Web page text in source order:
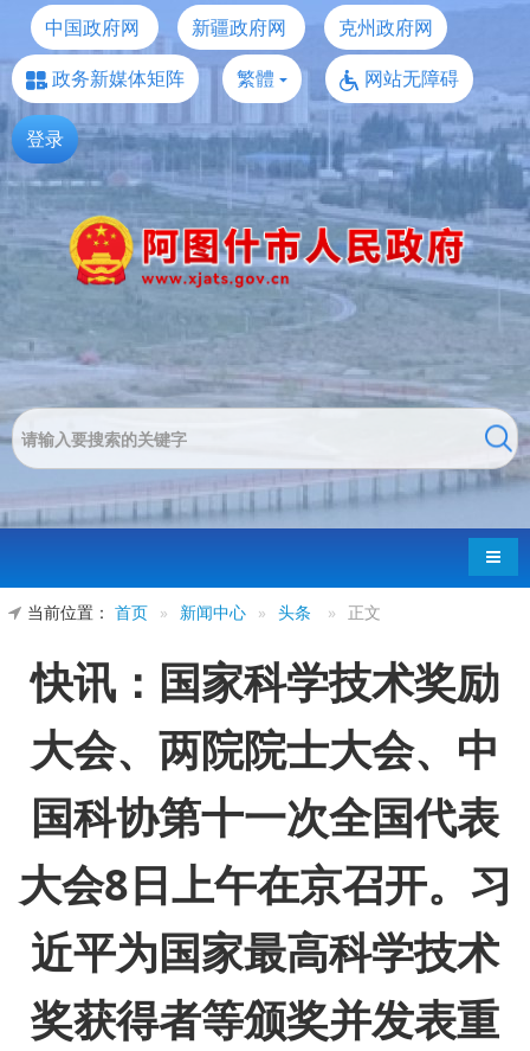
中国政府网 新疆政府网
克州政府网
政务新媒体矩阵
繁體 网站无障碍
登录
导航
当前位置： 首页 » 新闻中心 » 头条 » 正文
快讯：国家科学技术奖励
大会、两院院士大会、中
国科协第十一次全国代表
大会8日上午在京召开。习
近平为国家最高科学技术
奖获得者等颁奖并发表重